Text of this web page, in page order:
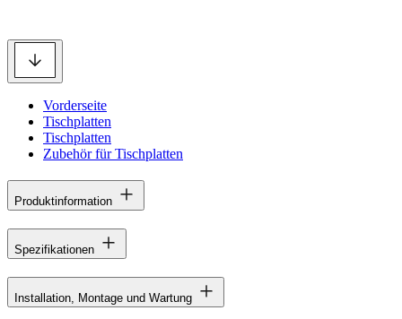
Vorderseite
Tischplatten
Tischplatten
Zubehör für Tischplatten
Produktinformation
Spezifikationen
Installation, Montage und Wartung